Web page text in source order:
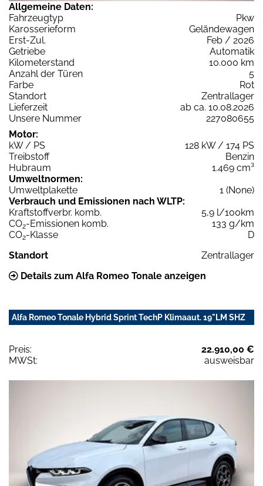
Allgemeine Daten:
Fahrzeugtyp
Pkw
Karosserieform
Geländewagen
Erst-Zul.
Feb / 2026
Getriebe
Automatik
Kilometerstand
10.000 km
Anzahl der Türen
5
Farbe
Rot
Standort
Zentrallager
Lieferzeit
ab ca. 10.08.2026
Unsere Nummer
227080655
Motor:
kW / PS
128 kW / 174 PS
Treibstoff
Benzin
Hubraum
1.469 cm³
Umweltnormen:
Umweltplakette
1 (None)
Verbrauch und Emissionen nach WLTP:
Kraftstoffverbr. komb.
5,9 l/100km
CO2-Emissionen komb.
133 g/km
CO2-Klasse
D
Standort
Zentrallager
Details zum Alfa Romeo Tonale anzeigen
Alfa Romeo Tonale Hybrid Sprint TechP Klimaaut. 19"LM SHZ
Preis:
22.910,00 €
MWSt:
ausweisbar